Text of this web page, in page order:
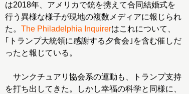
は2018年、アメリカで銃を携えて合同結婚式を
行う異様な様子が現地の複数メディアに報じられ
た。 The Philadelphia Inquirerはこれについて、
｢トランプ大統領に感謝する夕食会｣を含む催しだ
ったと報じている。
サンクチュアリ協会系の運動も、トランプ支持
を打ち出してきた。しかし幸福の科学と同様に、